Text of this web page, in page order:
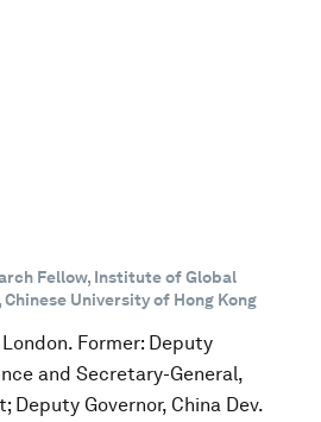
Fellow, Institute of Global
University of Hong Kong
London. Former: Deputy
and Secretary-General,
Deputy Governor, China Dev.